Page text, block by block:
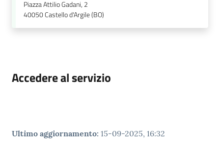
Piazza Attilio Gadani, 2
40050Castello d'Argile (BO)
Accedere al servizio
Ultimo aggiornamento: 15-09-2025, 16:32